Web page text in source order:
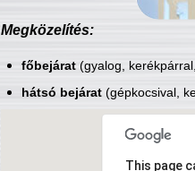
Megközelítés:
főbejárat(gyalog,
hátsó bejárat(gépkocsival,
This page